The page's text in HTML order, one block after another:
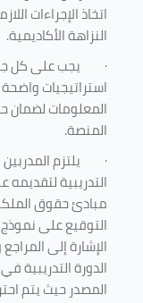
اتخاذ الإجراءات
النزاهة الأكاديمية.
· يجب على كل
استراتيجيات
المعلومات لضمان
المنصة.
· يلتزم
التدريبية
مبادئ حقوق
التوقيع على
الإشارة إلى
الدورة التدريبية
المصدر حيث يتم